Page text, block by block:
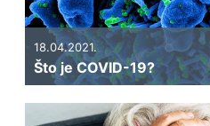
18.04.2021.
Što je COVID-19?